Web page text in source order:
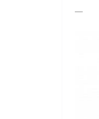
—